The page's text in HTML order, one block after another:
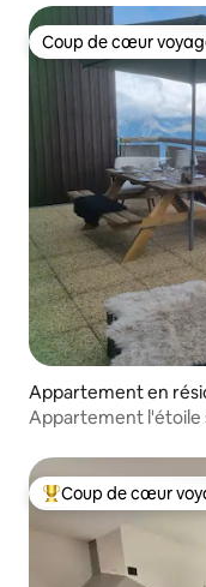
Coup de cœur
Coup de cœur
Appartement en
Appartement l'étoile
Coups de cœur
Coup de cœur